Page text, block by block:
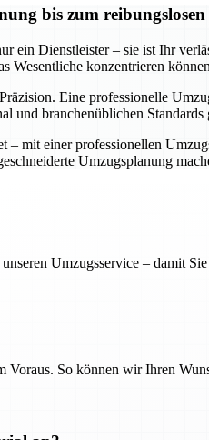
bis zum
ein Dienstleister – sie ist Ihr
Wesentliche konzentrieren
Eine professionelle
und branchenüblichen
– mit einer professionellen
Umzugsplanung
Umzugsservice – damit Sie
So können wir Ihren